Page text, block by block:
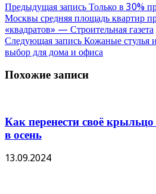
Предыдущая запись Только в 30%
Москвы средняя площадь квартир
«квадратов» — Строительная газета
Следующая запись Кожаные стулья
выбор для дома и офиса
Похожие записи
Как перенести своё крыльцо
в осень
13.09.2024